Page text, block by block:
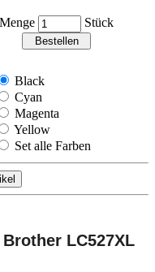
Menge Stück
Black
Cyan
Magenta
Yellow
Set alle Farben
LC527XL